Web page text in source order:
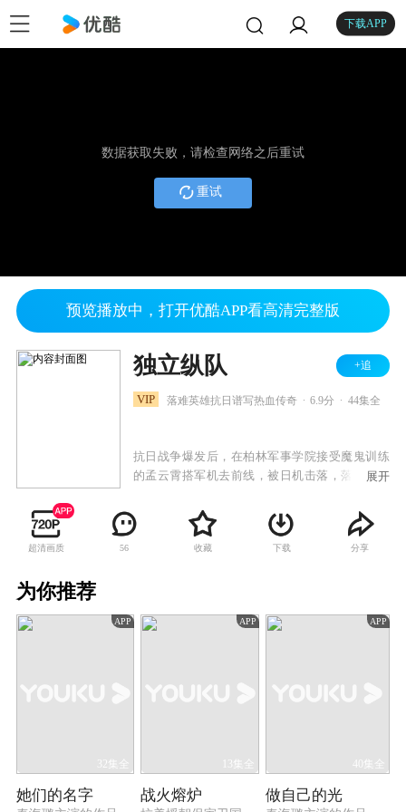
下载APP
数据获取失败，请检查网络之后重试
重试
预览播放中，打开优酷APP看高清完整版
独立纵队 +追
VIP 落难英雄抗日谱写热血传奇 6.9分 44集全
抗日战争爆发后，在柏林军事学院接受魔鬼训练
的孟云霄搭军机去前线，被日机击落，落在了凤
凰山的土匪改造成为一支抗日劲旅。凤凰山原女
匪首火凤凰对孟云霄渐生爱意，同时八路军的文
化教员李姝蔚也被孟云霄多次相救，渐生好感。
凰山的军队改编为“八路军太行山抗日纵队”，和
展开
超清画质 56 收藏 下载 分享
为你推荐
APP
32集全
她们的名字
APP
13集全
战火熔炉
APP
40集全
做自己的光